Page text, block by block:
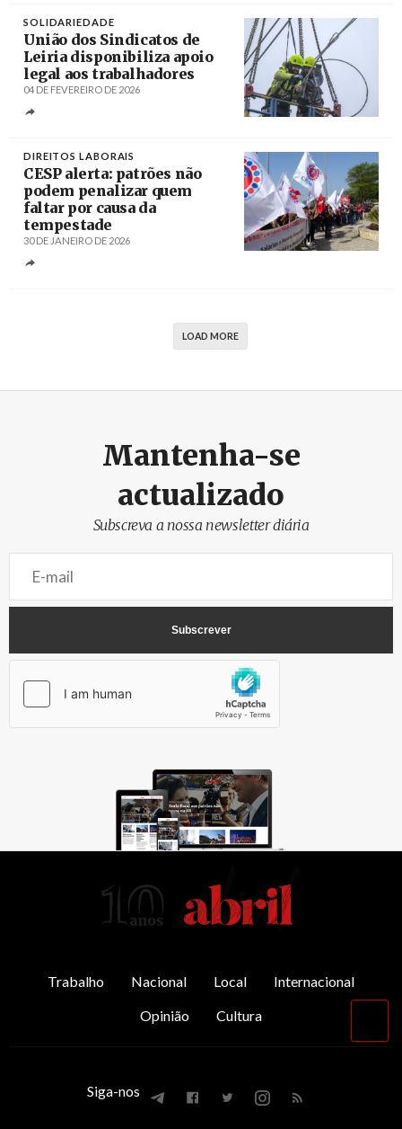
SOLIDARIEDADE
União dos Sindicatos de
Leiria disponibiliza apoio
legal aos trabalhadores
04 DE FEVEREIRO DE 2026
DIREITOS LABORAIS
CESP alerta: patrões não
podem penalizar quem
faltar por causa da
tempestade
30 DE JANEIRO DE 2026
LOAD MORE
Mantenha-se
actualizado
Subscreva a nossa newsletter diária
Trabalho Nacional Local
Internacional
Opinião
Cultura
Siga-nos